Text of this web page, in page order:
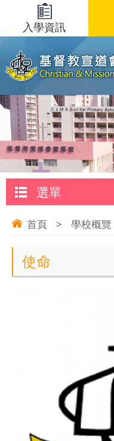
入學資訊
選單
首頁 > 學校概覽
使命